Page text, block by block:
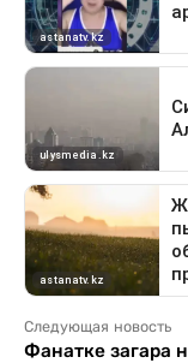
Следующая новость
Фанатке загара